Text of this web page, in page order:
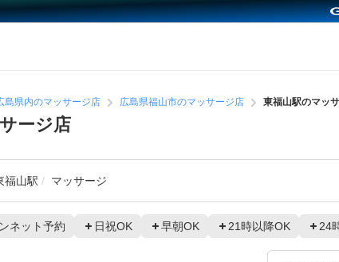
島県内のマッサージ店 広島県福山市のマッサージ店 東福山駅のマッ
ージ店
福山駅 マッサージ
ネット予約 日祝OK 早朝OK 21時以降OK 24